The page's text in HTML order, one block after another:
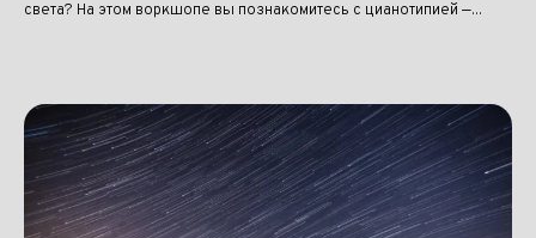
света? На этом воркшопе вы познакомитесь с цианотипией —...